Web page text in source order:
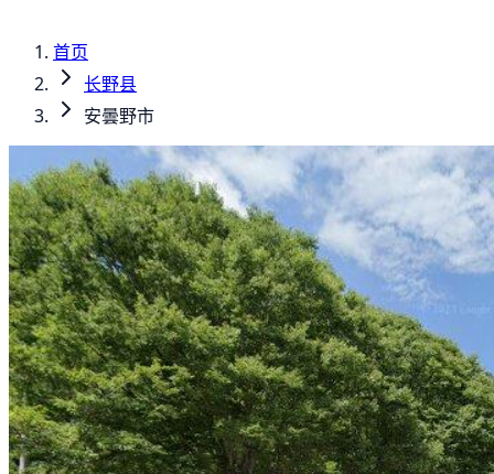
首页
长野县
安曇野市